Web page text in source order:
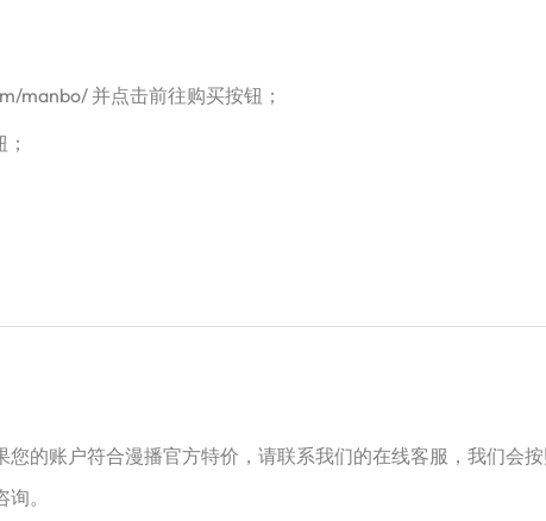
manbo/ 并点击前往购买按钮；
的账户符合漫播官方特价，请联系我们的在线客服，我们会
。